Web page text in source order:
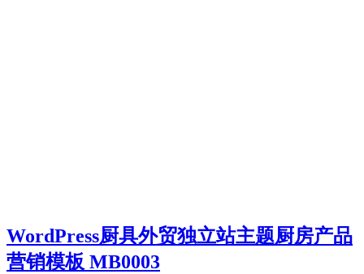
WordPress厨具外贸独立站主题厨房产品
营销模板 MB0003